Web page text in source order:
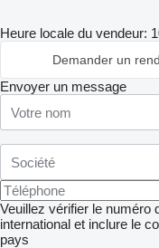
Heure locale du vendeur:
Demander un
Envoyer un message
Veuillez vérifier le numéro
international et inclure le
pays